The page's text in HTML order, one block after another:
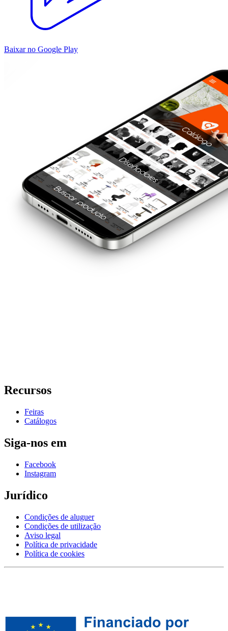
Baixar no Google Play
Recursos
Feiras
Catálogos
Siga-nos em
Facebook
Instagram
Jurídico
Condições de aluguer
Condições de utilização
Aviso legal
Política de privacidade
Política de cookies